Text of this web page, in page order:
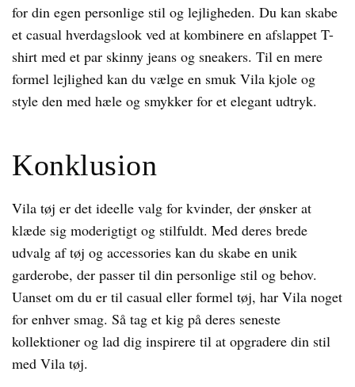
for din egen personlige stil og lejligheden. Du kan skabe
et casual hverdagslook ved at kombinere en afslappet T-
shirt med et par skinny jeans og sneakers. Til en mere
formel lejlighed kan du vælge en smuk Vila kjole og
style den med hæle og smykker for et elegant udtryk.
Konklusion
Vila tøj er det ideelle valg for kvinder, der ønsker at
klæde sig moderigtigt og stilfuldt. Med deres brede
udvalg af tøj og accessories kan du skabe en unik
garderobe, der passer til din personlige stil og behov.
Uanset om du er til casual eller formel tøj, har Vila noget
for enhver smag. Så tag et kig på deres seneste
kollektioner og lad dig inspirere til at opgradere din stil
med Vila tøj.